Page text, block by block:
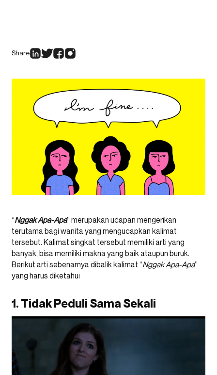
Share
“Nggak Apa-Apa” merupakan ucapan mengerikan
terutama bagi wanita yang mengucapkan kalimat
tersebut. Kalimat singkat tersebut memiliki arti yang
banyak, bisa memiliki makna yang baik ataupun buruk.
Berikut arti sebenarnya dibalik kalimat “Nggak Apa-Apa”
yang harus diketahui
1. Tidak Peduli Sama Sekali